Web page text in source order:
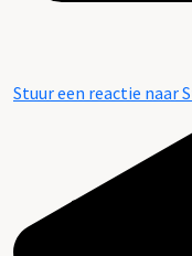
Stuur een reactie naar